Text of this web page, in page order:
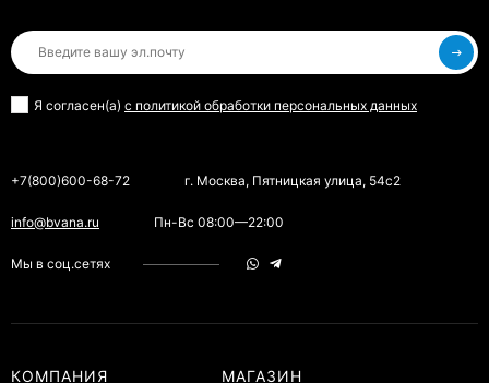
Я согласен(a) с политикой обработки персональных данных
+7(800)600-68-72 г. Москва, Пятницкая улица, 54с2
info@bvana.ru Пн-Вс 08:00—22:00
Мы в соц.сетях
КОМПАНИЯ МАГАЗИН